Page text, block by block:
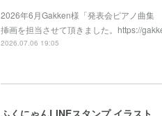
2026年6月Gakken様「発表会ピアノ曲集
挿画を担当させて頂きました。https://
2026.07.06 19:05
ふくにゃんLINEスタンプ イラスト